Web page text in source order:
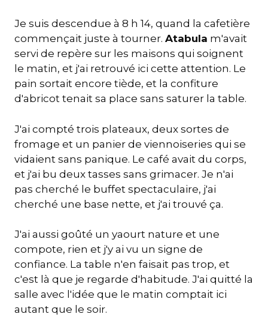
Je suis descendue à 8 h 14, quand la cafetière
commençait juste à tourner. Atabula m'avait
servi de repère sur les maisons qui soignent
le matin, et j'ai retrouvé ici cette attention. Le
pain sortait encore tiède, et la confiture
d'abricot tenait sa place sans saturer la table.
J'ai compté trois plateaux, deux sortes de
fromage et un panier de viennoiseries qui se
vidaient sans panique. Le café avait du corps,
et j'ai bu deux tasses sans grimacer. Je n'ai
pas cherché le buffet spectaculaire, j'ai
cherché une base nette, et j'ai trouvé ça.
J'ai aussi goûté un yaourt nature et une
compote, rien et j'y ai vu un signe de
confiance. La table n'en faisait pas trop, et
c'est là que je regarde d'habitude. J'ai quitté la
salle avec l'idée que le matin comptait ici
autant que le soir.